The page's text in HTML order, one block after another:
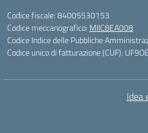
Codice fiscale: 84005530153
Codice meccanografico: MIIC8EA008
Codice Indice delle Pubbliche
Codice unico di fatturazione (CUF):
Idea